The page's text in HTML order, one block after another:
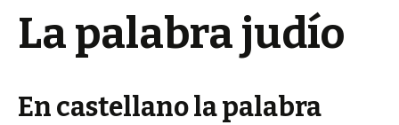
La palabra judío
En castellano la palabra